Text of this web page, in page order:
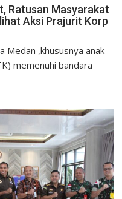
Ratusan Masyarakat
Aksi Prajurit Korp
Medan ,khususnya anak-
memenuhi bandara